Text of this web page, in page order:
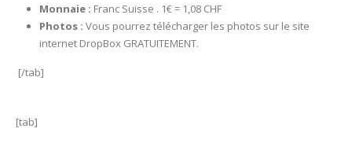
Monnaie : Franc Suisse . 1€ = 1,08 CHF
Photos : Vous pourrez télécharger les photos sur le site
internet DropBox GRATUITEMENT.
[/tab]
[tab]